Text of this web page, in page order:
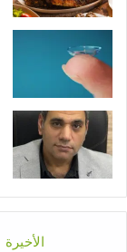
الأخيرة